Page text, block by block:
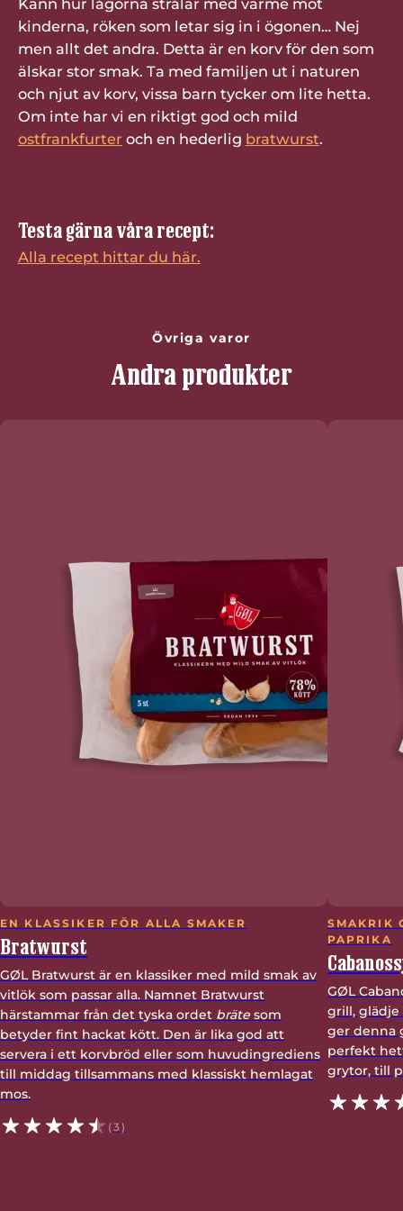
Känn hur lågorna strålar med värme mot
kinderna, röken som letar sig in i ögonen… Nej
men allt det andra. Detta är en korv för den som
älskar stor smak. Ta med familjen ut i naturen
och njut av korv, vissa barn tycker om lite hetta.
Om inte har vi en riktigt god och mild
ostfrankfurter och en hederlig bratwurst.
Testa gärna våra recept:
Alla recept hittar du här.
Övriga varor
Andra produkter
EN KLASSIKER FÖR ALLA SMAKER
Bratwurst
GØL Bratwurst är en klassiker med mild smak av
vitlök som passar alla. Namnet Bratwurst
härstammar från det tyska ordet bräte som
betyder fint hackat kött. Den är lika god att
servera i ett korvbröd eller som huvudingrediens
till middag tillsammans med klassiskt hemlagat
mos.
(3)
SMAKRIK
PAPRIKA
GØL
grill, glädje
ger denna
perfekt
grytor, till